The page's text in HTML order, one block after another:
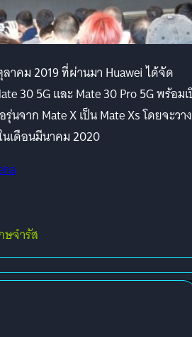
าคม 2019 ที่ผ่านมา Huawei ได้จัด
30 5G และ Mate 30 Pro 5G พร้อม
นจาก Mate X เป็น Mate Xs โดยจะวาง
เดือนมีนาคม 2020
ษจำรัส